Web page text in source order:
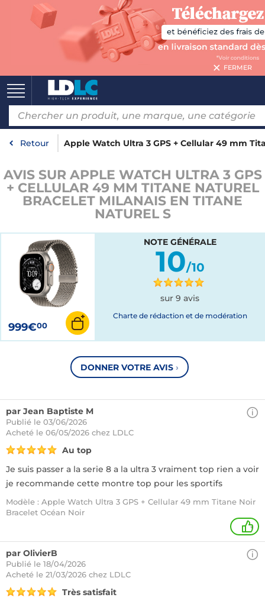
FERMER
Retour Apple Watch Ultra 3 GPS + Cellular 49 mm
AVIS SUR APPLE WATCH ULTRA 3 GPS
+ CELLULAR 49 MM TITANE NATUREL
BRACELET MILANAIS EN TITANE
NATUREL S
999€00
NOTE GÉNÉRALE
10/10
sur 9 avis
Charte de rédaction et de modération
DONNER VOTRE AVIS ›
par Jean Baptiste M
Publié le 03/06/2026
Acheté le 06/05/2026 chez LDLC
Au top
Je suis passer a la serie 8 a la ultra 3 vraiment top rien a voir
je recommande cette montre top pour les sportifs
Modèle : Apple Watch Ultra 3 GPS + Cellular 49 mm Titane Noir
Bracelet Océan Noir
+
par OlivierB
Publié le 18/04/2026
Acheté le 21/03/2026 chez LDLC
Très satisfait